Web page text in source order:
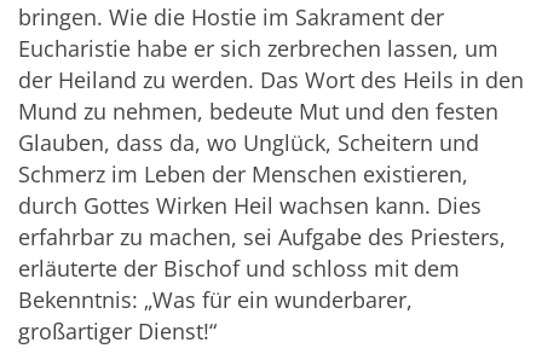
bringen. Wie die Hostie im Sakrament der
Eucharistie habe er sich zerbrechen lassen, um
der Heiland zu werden. Das Wort des Heils in den
Mund zu nehmen, bedeute Mut und den festen
Glauben, dass da, wo Unglück, Scheitern und
Schmerz im Leben der Menschen existieren,
durch Gottes Wirken Heil wachsen kann. Dies
erfahrbar zu machen, sei Aufgabe des Priesters,
erläuterte der Bischof und schloss mit dem
Bekenntnis: „Was für ein wunderbarer,
großartiger Dienst!“